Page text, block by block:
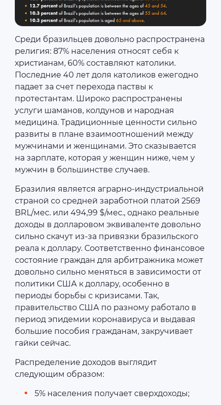
Среди бразильцев довольно распространена
религия: 87% населения относят себя к
христианам, 60% составляют католики.
Последние 40 лет доля католиков ежегодно
падает за счет перехода паствы к
протестантам. Широко распространены
услуги шаманов, колдунов и народная
медицина. Традиционные ценности сильно
развиты в плане взаимоотношений между
мужчинами и женщинами. Это сказывается
на зарплате, которая у женщин ниже, чем у
мужчин в большинстве случаев.
Бразилия является аграрно-индустриальной
страной со средней заработной платой 2569
BRL/мес. или 494,99 $/мес., однако реальные
доходы в долларовом эквиваленте довольно
сильно скачут из-за привязки бразильского
реала к доллару. Соответственно финансовое
состояние граждан для арбитражника может
довольно сильно меняться в зависимости от
политики США к доллару, особенно в
периоды борьбы с кризисами. Так,
правительство США по разному работало в
период эпидемии коронавируса и выдавая
большие пособия гражданам, закручивает
гайки сейчас.
Распределение доходов выглядит
следующим образом:
5% населения получает сверхдоходы;